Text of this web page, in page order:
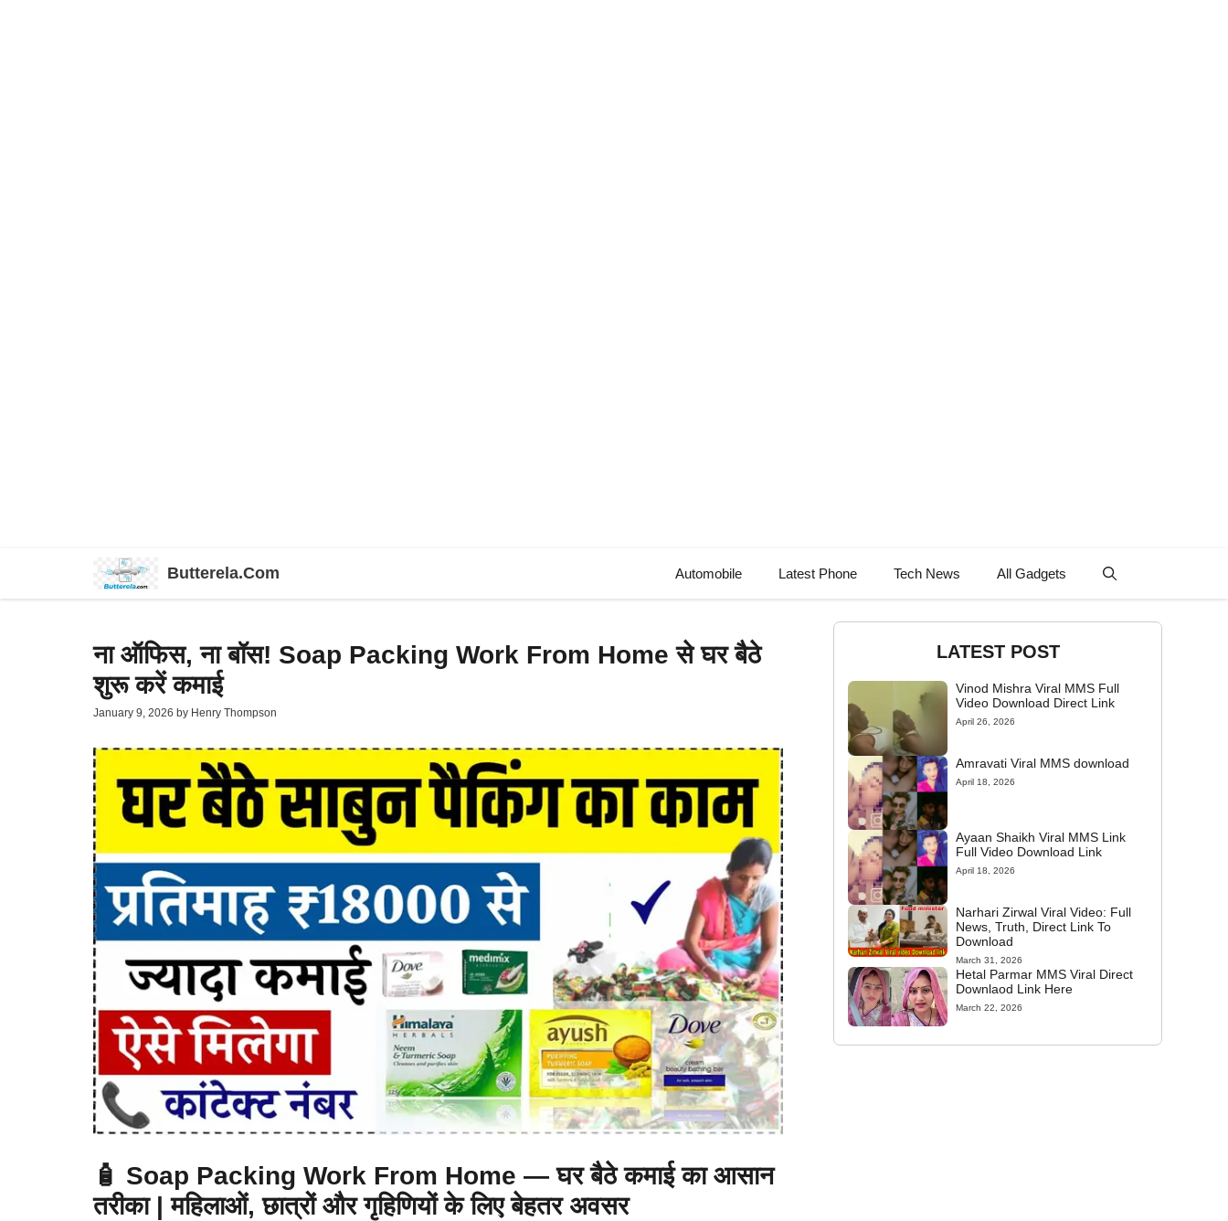
Butterela.Com Automobile Latest Phone Tech News All Gadgets
ना ऑफिस, ना बॉस! Soap Packing Work From Home से घर बैठे
शुरू करें कमाई
January 9, 2026 by Henry Thompson
🧴 Soap Packing Work From Home — घर बैठे कमाई का आसान
तरीका | महिलाओं, छात्रों और गृहिणियों के लिए बेहतर अवसर
LATEST POST
Vinod Mishra Viral MMS Full
Video Download Direct Link
April 26, 2026
Amravati Viral MMS download
April 18, 2026
Ayaan Shaikh Viral MMS Link
Full Video Download Link
April 18, 2026
Narhari Zirwal Viral Video: Full
News, Truth, Direct Link To
Download
March 31, 2026
Hetal Parmar MMS Viral Direct
Downlaod Link Here
March 22, 2026